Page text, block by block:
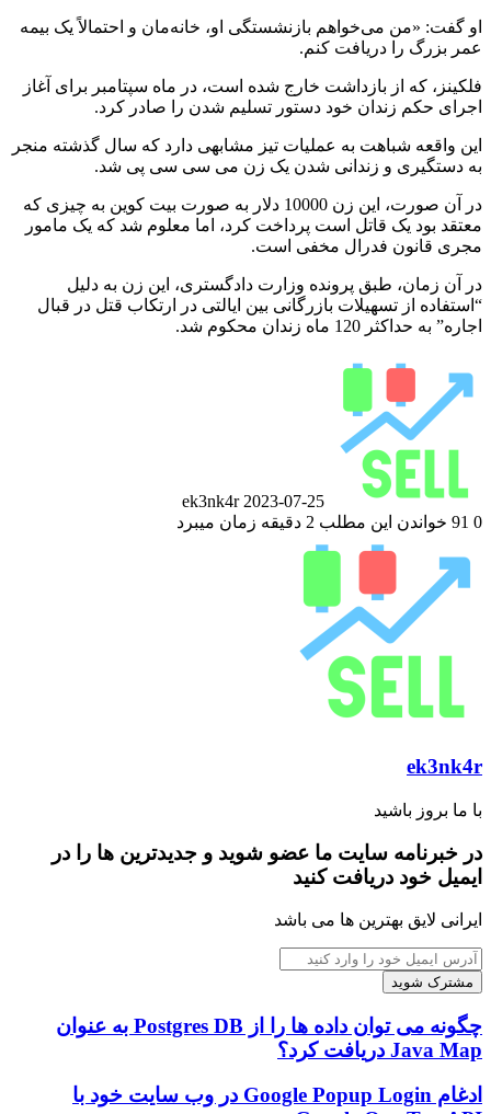
او گفت: «من می‌خواهم بازنشستگی او، خانه‌مان و احتمالاً یک بیمه
عمر بزرگ را دریافت کنم.
فلکینز، که از بازداشت خارج شده است، در ماه سپتامبر برای آغاز
اجرای حکم زندان خود دستور تسلیم شدن را صادر کرد.
این واقعه شباهت به عملیات تیز مشابهی دارد که سال گذشته منجر
به دستگیری و زندانی شدن یک زن می سی سی پی شد.
در آن صورت، این زن 10000 دلار به صورت بیت کوین به چیزی که
معتقد بود یک قاتل است پرداخت کرد، اما معلوم شد که یک مامور
مجری قانون فدرال مخفی است.
در آن زمان، طبق پرونده وزارت دادگستری، این زن به دلیل
“استفاده از تسهیلات بازرگانی بین ایالتی در ارتکاب قتل در قبال
اجاره” به حداکثر 120 ماه زندان محکوم شد.
ek3nk4r 2023-07-25
0
خواندن این مطلب 2 دقیقه زمان میبرد
ek3nk4r
با ما بروز باشید
در خبرنامه سایت ما عضو شوید و جدیدترین ها را در
ایمیل خود دریافت کنید
ایرانی لایق بهترین ها می باشد
آدرس
ایمیل
خود
را
وارد
کنید
چگونه
می
توان
داده
ها
چگونه می توان داده ها را از Postgres DB به عنوان
Java Map دریافت کرد؟
ادغام
ادغام Google Popup Login در وب سایت خود با